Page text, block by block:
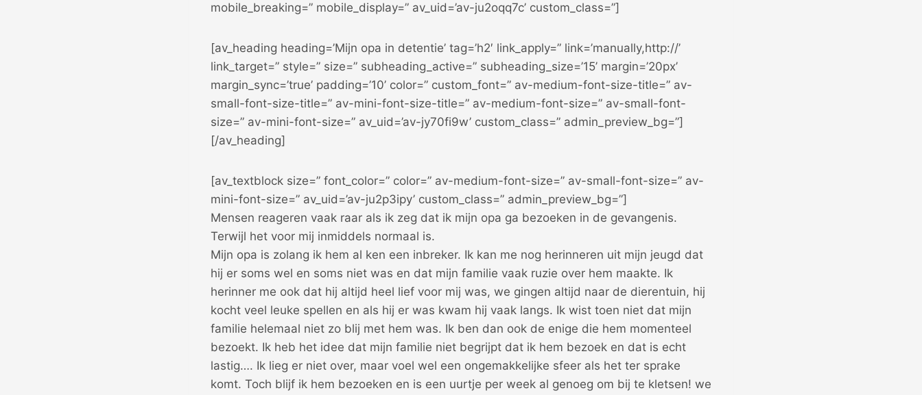
mobile_breaking=” mobile_display=” av_uid=’av-ju2oqq7c’ custom_class=”]
[av_heading heading=’Mijn opa in detentie’ tag=’h2′ link_apply=” link=’manually,http://’
link_target=” style=” size=” subheading_active=” subheading_size=’15’ margin=’20px’
margin_sync=’true’ padding=’10’ color=” custom_font=” av-medium-font-size-title=” av-
small-font-size-title=” av-mini-font-size-title=” av-medium-font-size=” av-small-font-
size=” av-mini-font-size=” av_uid=’av-jy70fi9w’ custom_class=” admin_preview_bg=”]
[/av_heading]
[av_textblock size=” font_color=” color=” av-medium-font-size=” av-small-font-size=” av-
mini-font-size=” av_uid=’av-ju2p3ipy’ custom_class=” admin_preview_bg=”]
Mensen reageren vaak raar als ik zeg dat ik mijn opa ga bezoeken in de gevangenis.
Terwijl het voor mij inmiddels normaal is.
Mijn opa is zolang ik hem al ken een inbreker. Ik kan me nog herinneren uit mijn jeugd dat
hij er soms wel en soms niet was en dat mijn familie vaak ruzie over hem maakte. Ik
herinner me ook dat hij altijd heel lief voor mij was, we gingen altijd naar de dierentuin, hij
kocht veel leuke spellen en als hij er was kwam hij vaak langs. Ik wist toen niet dat mijn
familie helemaal niet zo blij met hem was. Ik ben dan ook de enige die hem momenteel
bezoekt. Ik heb het idee dat mijn familie niet begrijpt dat ik hem bezoek en dat is echt
lastig…. Ik lieg er niet over, maar voel wel een ongemakkelijke sfeer als het ter sprake
komt. Toch blijf ik hem bezoeken en is een uurtje per week al genoeg om bij te kletsen! we